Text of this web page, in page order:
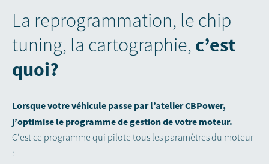
La reprogrammation, le chip
tuning, la cartographie, c’est
quoi?
Lorsque votre véhicule passe par l’atelier CBPower,
j’optimise le programme de gestion de votre moteur.
C’est ce programme qui pilote tous les paramètres du moteur
: